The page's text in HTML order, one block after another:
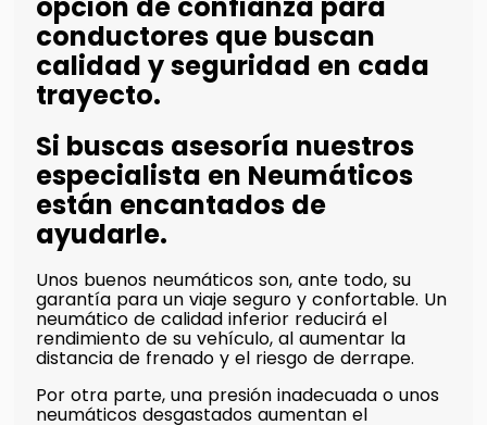
conductores que buscan
calidad y seguridad en cada
trayecto.
Si buscas asesoría nuestros
especialista en Neumáticos
están encantados de
ayudarle.
Unos buenos neumáticos son, ante todo, su
garantía para un viaje seguro y confortable. Un
neumático de calidad inferior reducirá el
rendimiento de su vehículo, al aumentar la
distancia de frenado y el riesgo de derrape.
Por otra parte, una presión inadecuada o unos
neumáticos desgastados aumentan el